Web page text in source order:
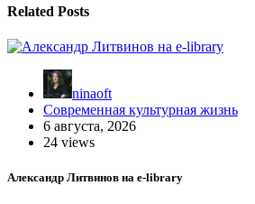
Related Posts
ninaoft
Современная культурная жизнь
6 августа, 2026
24 views
Александр Литвинов на e-library